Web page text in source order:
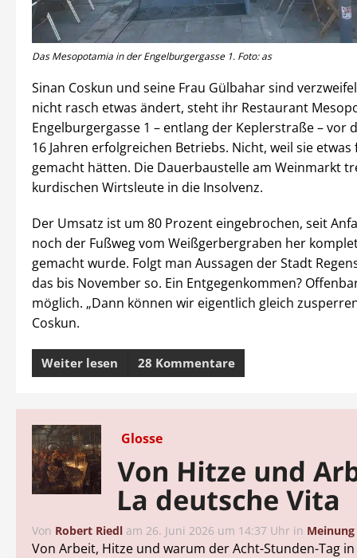
Das Mesopotamia in der Engelburgergasse 1. Foto: as
Sinan Coskun und seine Frau Gülbahar sind
nicht rasch etwas ändert, steht ihr Restaurant
Engelburgergasse 1 – entlang der Keplerstraße – vor
16 Jahren erfolgreichen Betriebs. Nicht, weil sie etwas
gemacht hätten. Die Dauerbaustelle am Weinmarkt
kurdischen Wirtsleute in die Insolvenz.
Der Umsatz ist um 80 Prozent eingebrochen, seit
noch der Fußweg vom Weißgerbergraben her
gemacht wurde. Folgt man Aussagen der Stadt
das bis November so. Ein Entgegenkommen?
möglich. „Dann können wir eigentlich gleich
Coskun.
Weiter lesen 28 Kommentare
Glosse
Von Hitze und
La deutsche Vita
Von Robert Riedl am 26. Juni 2026 um 14:37 Uhr in Meinung
Von Arbeit, Hitze und warum der Acht-Stunden-Tag